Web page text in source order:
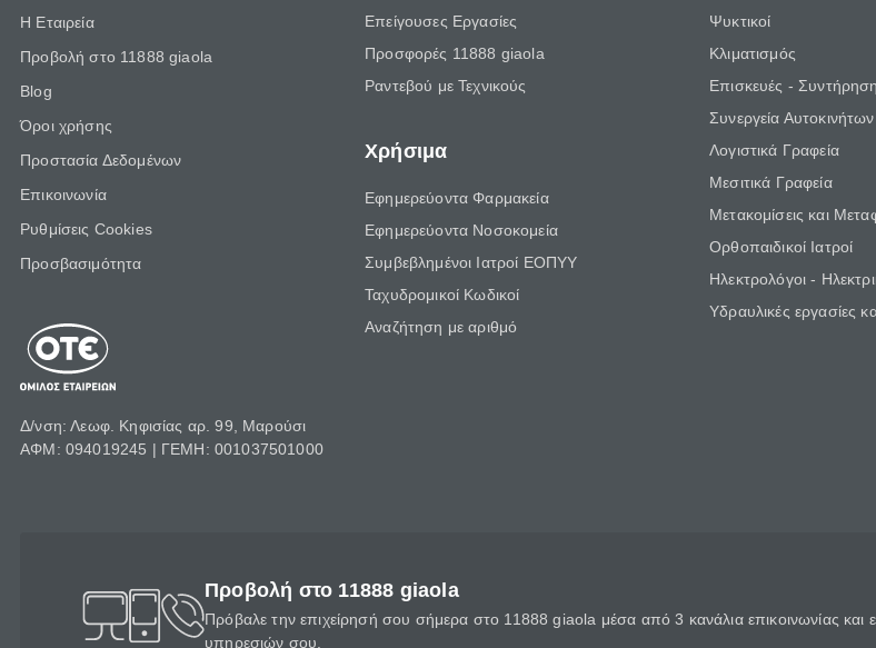
Η Εταιρεία
Προβολή στο 11888 giaola
Blog
Όροι χρήσης
Προστασία Δεδομένων
Επικοινωνία
Ρυθμίσεις Cookies
Προσβασιμότητα
Δ/νση: Λεωφ. Κηφισίας αρ. 99, Μαρούσι
ΑΦΜ: 094019245 | ΓΕΜΗ: 001037501000
Επείγουσες Εργασίες
Προσφορές 11888 giaola
Ραντεβού με Τεχνικούς
Χρήσιμα
Εφημερεύοντα Φαρμακεία
Εφημερεύοντα Νοσοκομεία
Συμβεβλημένοι Ιατροί ΕΟΠΥΥ
Ταχυδρομικοί Κωδικοί
Αναζήτηση με αριθμό
Ψυκτικοί
Κλιματισμός
Επισκευές -
Συνεργεία Αυτοκινήτων
Λογιστικά Γραφεία
Μεσιτικά Γραφεία
Μετακομίσεις και
Ορθοπαιδικοί Ιατροί
Ηλεκτρολόγοι -
Υδραυλικές εργασίες
Προβολή στο 11888 giaola
Πρόβαλε την επιχείρησή σου σήμερα στο 11888 giaola μέσα από 3 κανάλια επικοινωνίας και
υπηρεσιών σου.